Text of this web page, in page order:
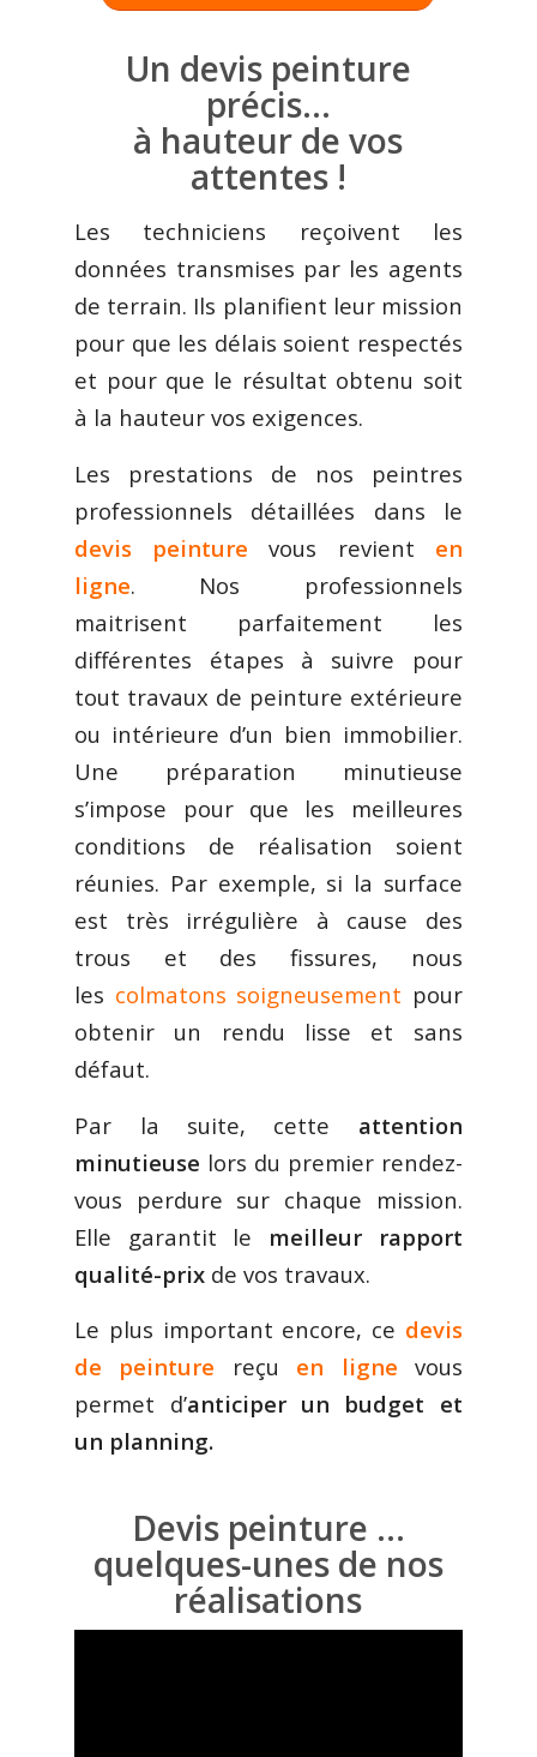
Un devis peinture
précis…
à hauteur de vos
attentes !
Les techniciens reçoivent les
données transmises par les agents
de terrain. Ils planifient leur mission
pour que les délais soient respectés
et pour que le résultat obtenu soit
à la hauteur vos exigences.
Les prestations de nos peintres
professionnels détaillées dans le
devis peinture vous revient en
ligne. Nos professionnels
maitrisent parfaitement les
différentes étapes à suivre pour
tout travaux de peinture extérieure
ou intérieure d’un bien immobilier.
Une préparation minutieuse
s’impose pour que les meilleures
conditions de réalisation soient
réunies. Par exemple, si la surface
est très irrégulière à cause des
trous et des fissures, nous
les colmatons soigneusement pour
obtenir un rendu lisse et sans
défaut.
Par la suite, cette attention
minutieuse lors du premier rendez-
vous perdure sur chaque mission.
Elle garantit le meilleur rapport
qualité-prix de vos travaux.
Le plus important encore, ce devis
de peinture reçu en ligne vous
permet d’anticiper un budget et
un planning.
Devis peinture …
quelques-unes de nos
réalisations